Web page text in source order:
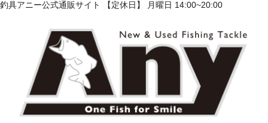
釣具アニー公式通販サイト 【定休日】 月曜日 14:00~20:00